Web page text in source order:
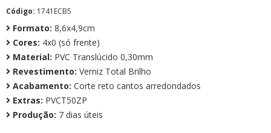
Código: 1741ECB5
Formato: 8,6x4,9cm
Cores: 4x0 (só frente)
Material: PVC Translúcido 0,30mm
Revestimento: Verniz Total Brilho
Acabamento: Corte reto cantos arredondados
Extras: PVCT50ZP
Produção: 7 dias úteis